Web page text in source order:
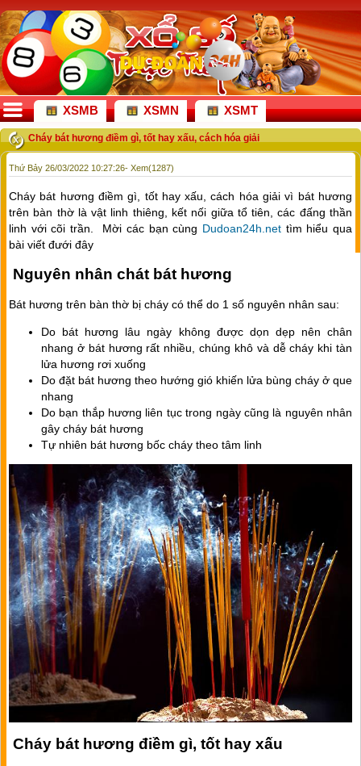
XSMB XSMN XSMT
Cháy bát hương điềm gì, tốt hay xấu, cách hóa giải
Thứ Bảy 26/03/2022 10:27:26- Xem(1287)
Cháy bát hương điềm gì, tốt hay xấu, cách hóa giải vì bát hương
trên bàn thờ là vật linh thiêng, kết nối giữa tổ tiên, các đấng thần
linh với cõi trần. Mời các bạn cùng Dudoan24h.net tìm hiểu qua
bài viết đưới đây
Nguyên nhân chát bát hương
Bát hương trên bàn thờ bị cháy có thể do 1 số nguyên nhân sau:
Do bát hương lâu ngày không được dọn dẹp nên chân
nhang ở bát hương rất nhiều, chúng khô và dễ cháy khi tàn
lửa hương rơi xuống
Do đặt bát hương theo hướng gió khiến lửa bùng cháy ở que
nhang
Do bạn thắp hương liên tục trong ngày cũng là nguyên nhân
gây cháy bát hương
Tự nhiên bát hương bốc cháy theo tâm linh
Cháy bát hương điềm gì, tốt hay xấu